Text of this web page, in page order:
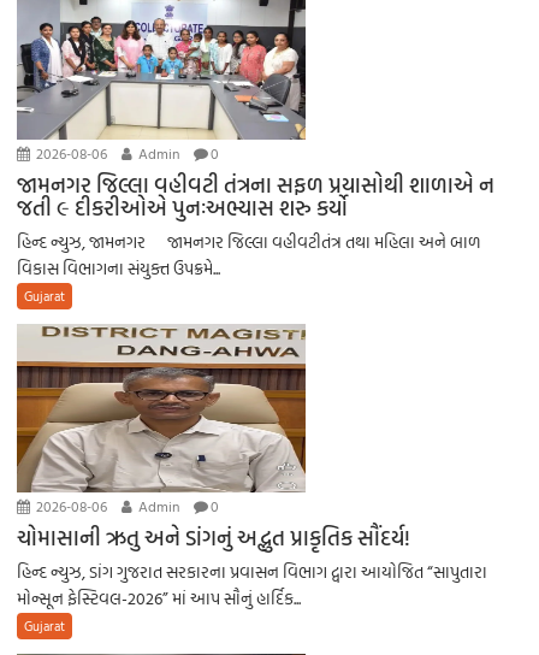
2026-08-06 Admin 0
જામનગર જિલ્લા વહીવટી તંત્રના સફળ પ્રયાસોથી શાળાએ ન
જતી ૯ દીકરીઓએ પુનઃઅભ્યાસ શરુ કર્યો
હિન્દ ન્યુઝ, જામનગર જામનગર જિલ્લા વહીવટીતંત્ર તથા મહિલા અને બાળ
વિકાસ વિભાગના સંયુક્ત ઉપક્રમે...
Gujarat
2026-08-06 Admin 0
ચોમાસાની ઋતુ અને ડાંગનું અદ્ભુત પ્રાકૃતિક સૌંદર્ય!
હિન્દ ન્યુઝ, ડાંગ ​ગુજરાત સરકારના પ્રવાસન વિભાગ દ્વારા આયોજિત “સાપુતારા
મોન્સૂન ફેસ્ટિવલ-2026” માં આપ સૌનું હાર્દિક...
Gujarat